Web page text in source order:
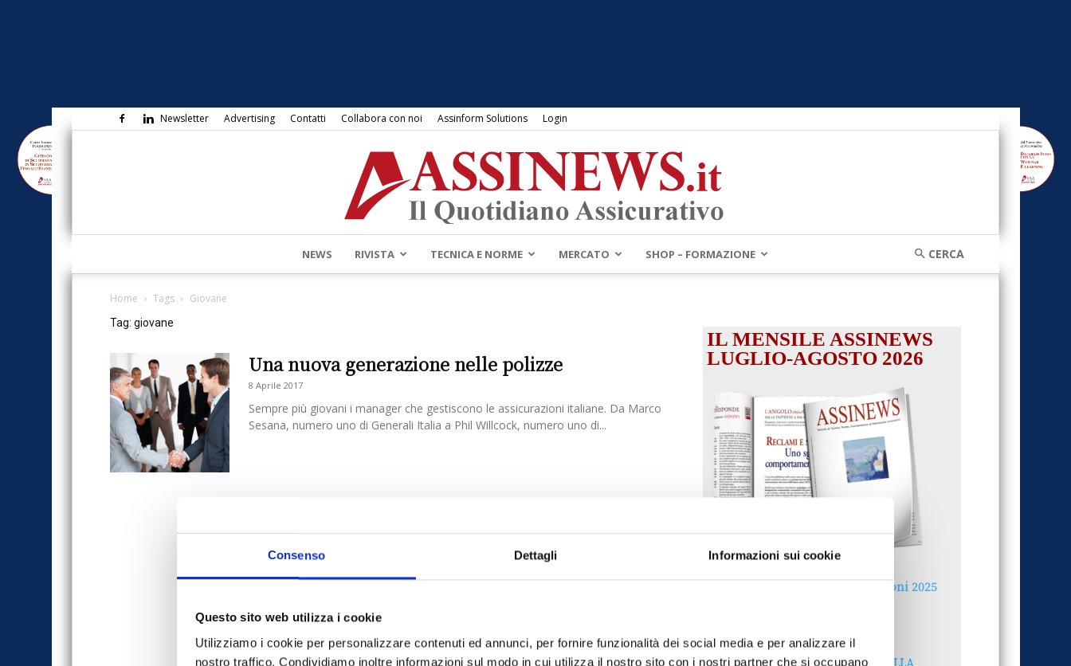
Consenso Dettagli Informazioni sui cookie
Questo sito web utilizza i cookie
Utilizziamo i cookie per personalizzare contenuti ed annunci, per fornire funzionalità dei social media e per analizzare il
nostro traffico. Condividiamo inoltre informazioni sul modo in cui utilizza il nostro sito con i nostri partner che si occupano
Newsletter Advertising Contatti Collabora con noi Assinform Solutions Login
Assinews.it
NEWS RIVISTA TECNICA E NORME MERCATO SHOP – FORMAZIONE
Home Tags Giovane
Tag: giovane
Una nuova generazione nelle polizze
8 Aprile 2017
Sempre più giovani i manager che gestiscono le assicurazioni italiane. Da Marco
Sesana, numero uno di Generali Italia a Phil Willcock, numero uno di...
IL MENSILE ASSINEWS
LUGLIO-AGOSTO 2026
Reclami e sanzioni 2025
LA GESTIONE DELLA